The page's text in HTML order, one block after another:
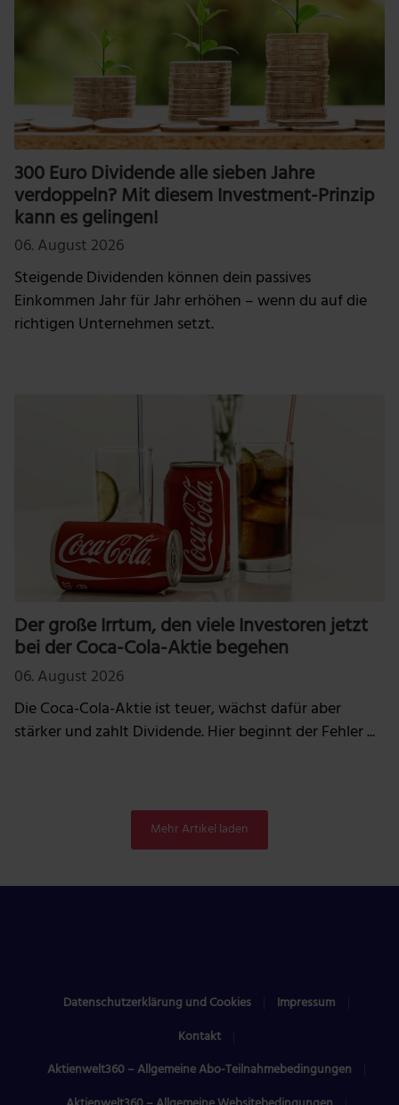
300 Euro Dividende alle sieben Jahre
verdoppeln? Mit diesem Investment-Prinzip
kann es gelingen!
06. August 2026
Steigende Dividenden können dein passives
Einkommen Jahr für Jahr erhöhen – wenn du auf die
richtigen Unternehmen setzt.
Der große Irrtum, den viele Investoren jetzt
bei der Coca-Cola-Aktie begehen
06. August 2026
Die Coca-Cola-Aktie ist teuer, wächst dafür aber
stärker und zahlt Dividende. Hier beginnt der Fehler ...
Mehr Artikel laden
Datenschutzerklärung und Cookies
Impressum
Kontakt
Aktienwelt360 – Allgemeine Abo-Teilnahmebedingungen